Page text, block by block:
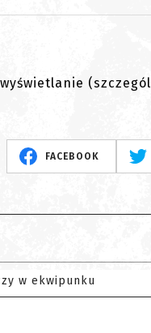
FACEBOOK
w ekwipunku